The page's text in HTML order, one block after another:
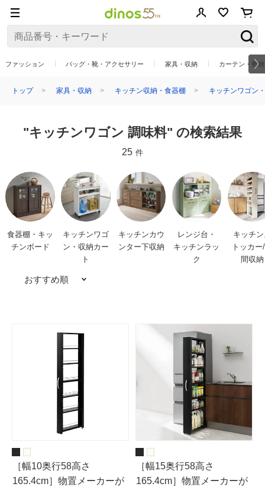
ファッション バッグ・靴・アクセサリー 家具・収納 カーテン・敷
トップ 家具・収納 キッチン収納・食器棚 キッチンワゴン
"キッチンワゴン 調味料" の検索結果
25 件
食器棚・キッ
チンボード
キッチンワゴ
ン・収納カー
ト
キッチンカウ
ンター下収納
レンジ台・
キッチンラッ
ク
キッチ
トッカー
間収納
おすすめ順
［幅10奥行58高さ
165.4cm］物置メーカーが
［幅15奥行58高さ
165.4cm］物置メーカーが